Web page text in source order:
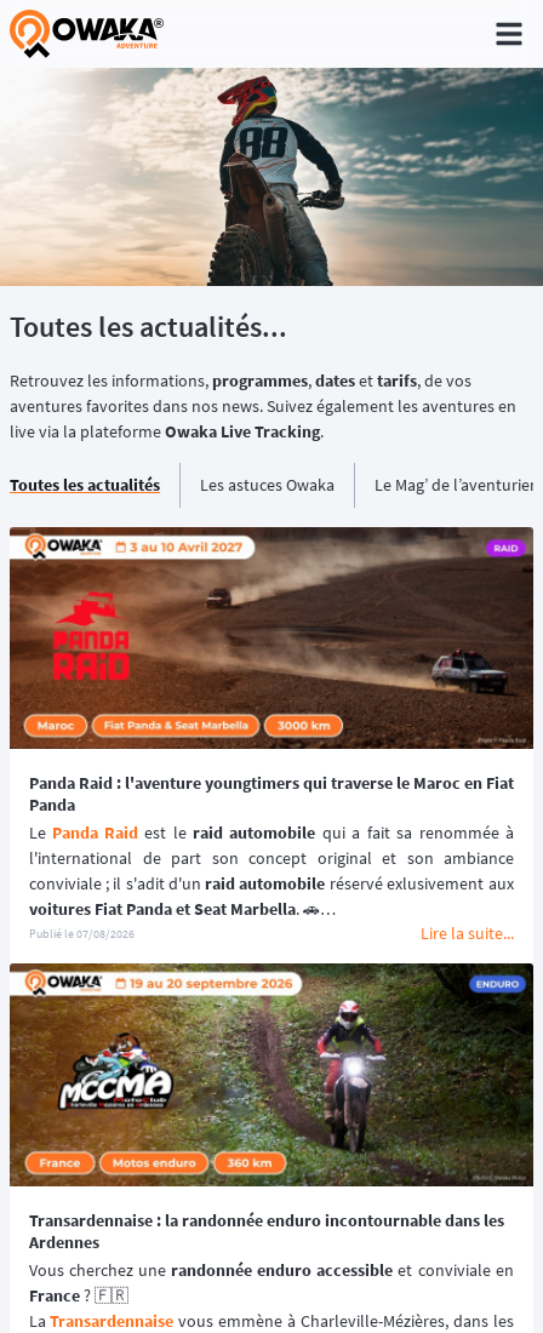
®
Toutes les actualités...
Retrouvez les informations, programmes,datesettarifs, de vos
aventures favorites dans nos news. Suivez également les aventures en
live via la plateformeOwaka Live Tracking.
Toutes les actualités Les astuces Owaka Le Mag’ de l’aventurier
Panda Raid : l'aventure youngtimers qui traverse le Maroc en Fiat
Panda
Le Panda Raid est le raid automobile qui a fait sa renommée à
l'international de part son concept original et son ambiance
conviviale ; il s'adit d'un raid automobile
voitures Fiat Panda et Seat Marbella. 🚗
Une véritable aventure offroad qui se déroule au coeur du désert
marocain à bord de véhicules youngtimers. 🚘🌵
📆 Prochaines dates : du 3 au 10 avril 2027.
Publié le07/08/2026 Lire la suite...
Transardennaise : la randonnée enduro incontournable dans les
Ardennes
Vous cherchez une randonnée enduro accessible
France ? 🇫🇷
La Transardennaise vous emmène à Charleville-Mézières, dans les